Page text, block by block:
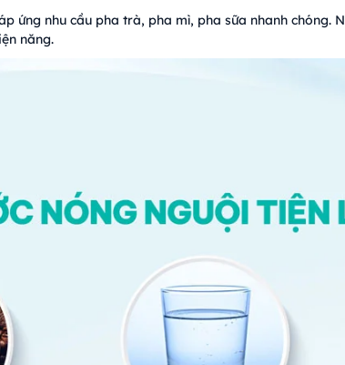
ứng nhu cầu pha trà, pha mì, pha sữa nhanh
năng.